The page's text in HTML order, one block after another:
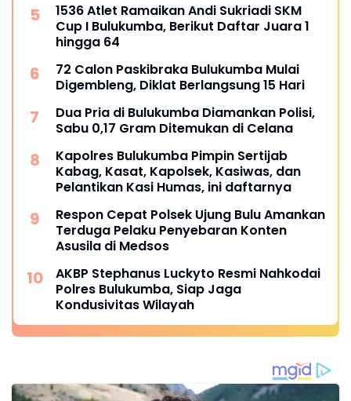
1536 Atlet Ramaikan Andi Sukriadi SKM
Cup I Bulukumba, Berikut Daftar Juara 1
hingga 64
72 Calon Paskibraka Bulukumba Mulai
Digembleng, Diklat Berlangsung 15 Hari
Dua Pria di Bulukumba Diamankan Polisi,
Sabu 0,17 Gram Ditemukan di Celana
Kapolres Bulukumba Pimpin Sertijab
Kabag, Kasat, Kapolsek, Kasiwas, dan
Pelantikan Kasi Humas, ini daftarnya
Respon Cepat Polsek Ujung Bulu Amankan
Terduga Pelaku Penyebaran Konten
Asusila di Medsos
AKBP Stephanus Luckyto Resmi Nahkodai
Polres Bulukumba, Siap Jaga
Kondusivitas Wilayah